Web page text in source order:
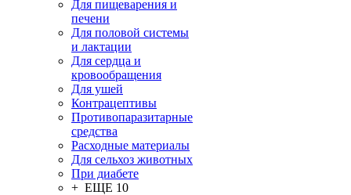
Для пищеварения и
печени
Для половой системы
и лактации
Для сердца и
кровообращения
Для ушей
Контрацептивы
Противопаразитарные
средства
Расходные материалы
Для сельхоз животных
При диабете
+ ЕЩЕ 10